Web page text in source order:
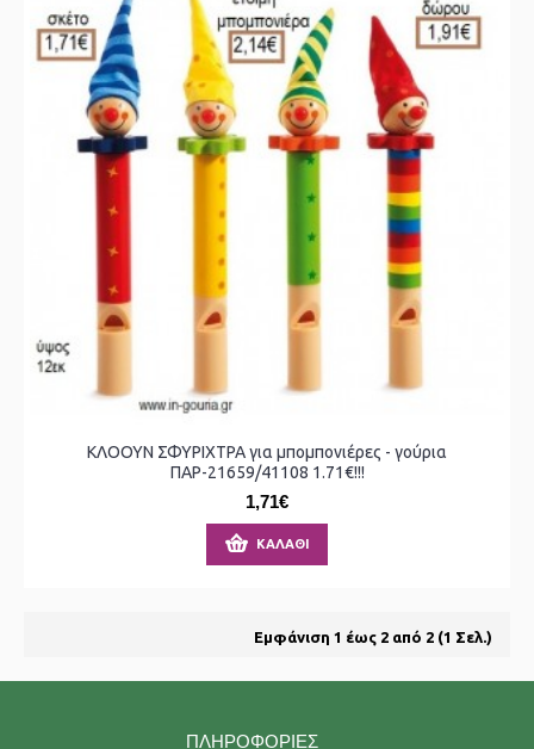
ΚΛΟΟΥΝ ΣΦΥΡΙΧΤΡΑ για μπομπονιέρες - γούρια
ΠΑΡ-21659/41108 1.71€!!!
1,71€
ΚΑΛΆΘΙ
Εμφάνιση 1 έως 2 από 2 (1 Σελ.)
ΠΛΗΡΟΦΟΡΊΕΣ